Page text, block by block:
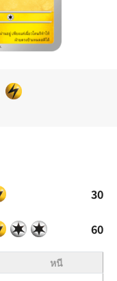
30
60
หนี